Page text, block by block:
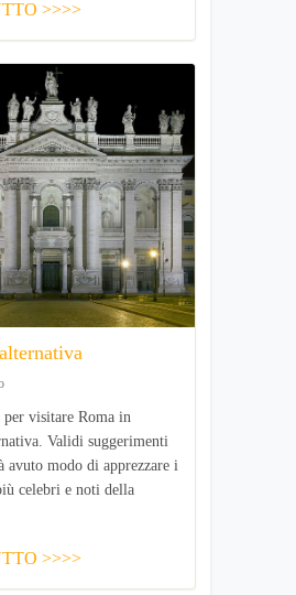
>>>>
per visitare Roma in
Validi suggerimenti
avuto modo di apprezzare i
celebri e noti della
>>>>